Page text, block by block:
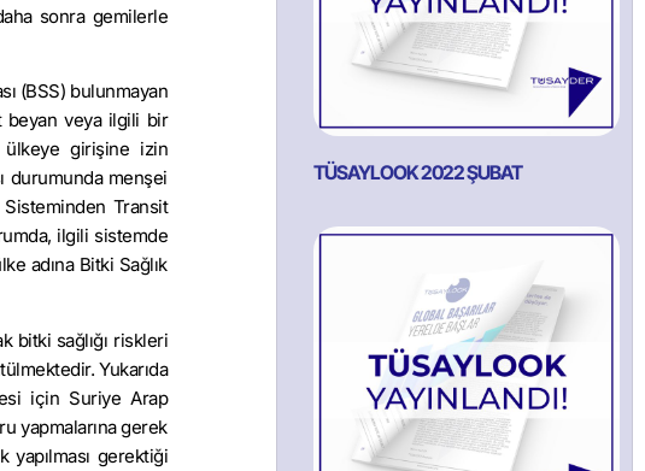
sonra gemilerle
(BSS) bulunmayan
beyan veya ilgili bir
ülkeye girişine izin
durumunda menşei
Sisteminden Transit
ilgili sistemde
adına Bitki Sağlık
bitki sağlığı riskleri
Yukarıda
için Suriye Arap
yapmalarına gerek
gerektiği
TÜSAYLOOK 2022 ŞUBAT